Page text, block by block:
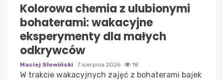
Kolorowa chemia z ulubionymi
bohaterami: wakacyjne
eksperymenty dla małych
odkrywców
Maciej Słowiński 7 sierpnia 2026 18
W trakcie wakacyjnych zajęć z bohaterami bajek